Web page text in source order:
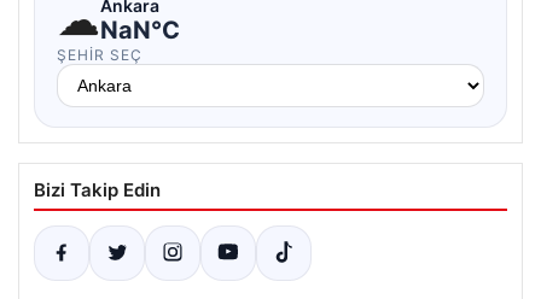
☁Ankara
NaN°C
ŞEHIR SEÇ
Bizi Takip Edin